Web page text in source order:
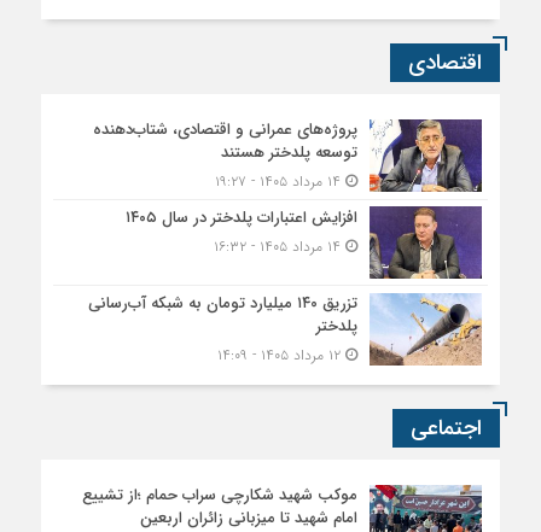
اقتصادی
پروژه‌های عمرانی و اقتصادی، شتاب‌دهنده
توسعه پلدختر هستند
افزایش اعتبارات پلدختر در سال ۱۴۰۵
تزریق ۱۴۰ میلیارد تومان به شبکه آب‌رسانی
پلدختر
۱۲ مرداد ۱۴۰۵ - ۱۴:۰۹
اجتماعی
موکب شهید شکارچی سراب حمام ؛از تشییع
امام شهید تا میزبانی زائران اربعین